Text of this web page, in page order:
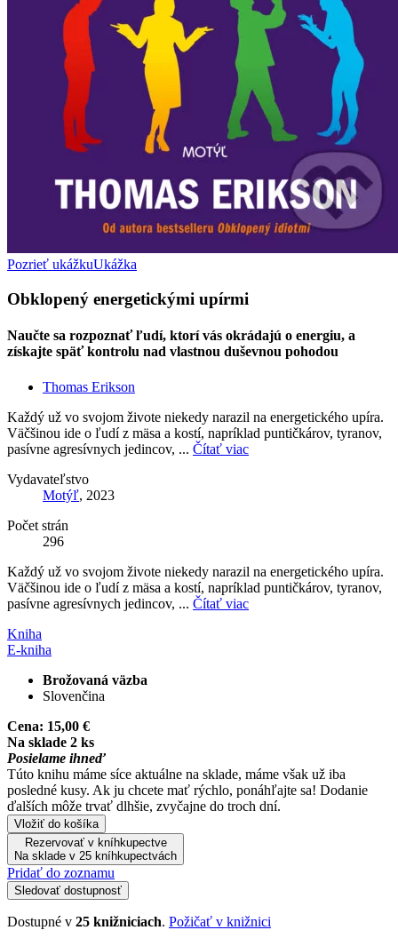
Pozrieť ukážkuUkážka
Obklopený energetickými upírmi
Naučte sa rozpoznať ľudí, ktorí vás okrádajú o energiu, a
získajte späť kontrolu nad vlastnou duševnou pohodou
Thomas Erikson
Každý už vo svojom živote niekedy narazil na energetického upíra.
Väčšinou ide o ľudí z mäsa a kostí, napríklad puntičkárov, tyranov,
pasívne agresívnych jedincov, ... Čítať viac
Vydavateľstvo
Motýľ, 2023
Počet strán
296
Každý už vo svojom živote niekedy narazil na energetického upíra.
Väčšinou ide o ľudí z mäsa a kostí, napríklad puntičkárov, tyranov,
pasívne agresívnych jedincov, ... Čítať viac
Kniha
E-kniha
Brožovaná väzba
Slovenčina
Cena: 15,00 €
Na sklade 2 ks
Posielame ihneď
Túto knihu máme síce aktuálne na sklade, máme však už iba
posledné kusy. Ak ju chcete mať rýchlo, ponáhľajte sa! Dodanie
ďalších môže trvať dlhšie, zvyčajne do troch dní.
Vložiť do košíka
Rezervovať v kníhkupectve
Na sklade v 25 kníhkupectvách
Pridať do zoznamu
Sledovať dostupnosť
Dostupné v 25 knižniciach. Požičať v knižnici